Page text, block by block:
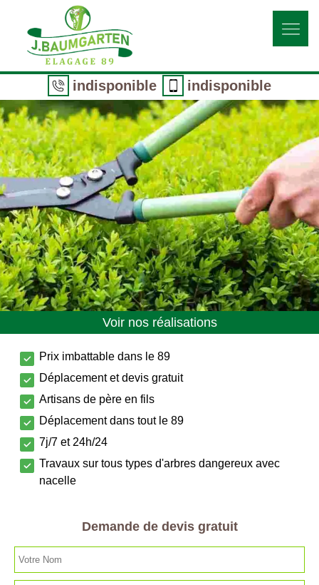
indisponible indisponible
Voir nos réalisations
Prix imbattable dans le 89
Déplacement et devis gratuit
Artisans de père en fils
Déplacement dans tout le 89
7j/7 et 24h/24
Travaux sur tous types d'arbres dangereux avec
nacelle
Demande de devis gratuit